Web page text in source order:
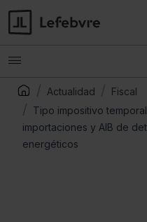
Actualidad
Fiscal
Tipo impositivo
importaciones y AIB de
energéticos